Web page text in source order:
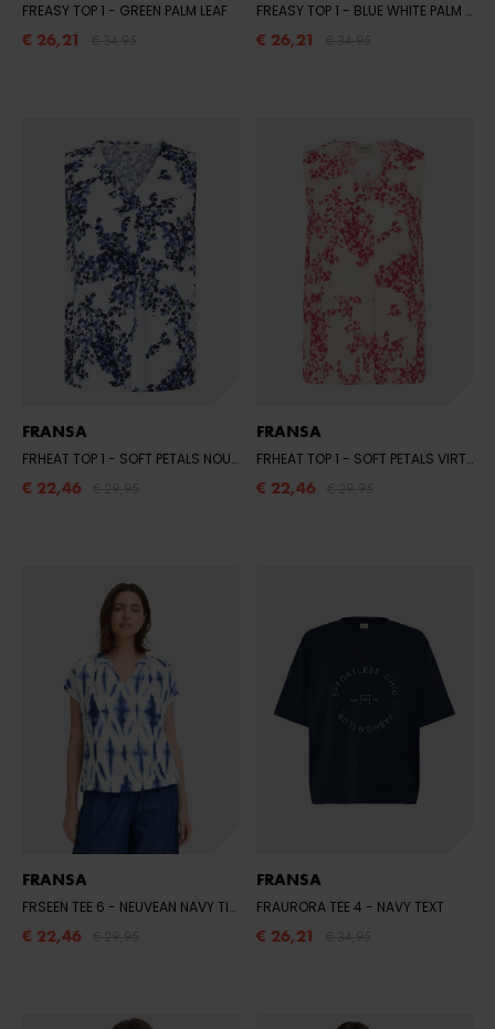
FREASY TOP 1 - GREEN PALM LEAF
€ 26,21
FREASY TOP 1 - BLUE WHITE PALM FLORAL
€ 26,21
FRANSA
FRHEAT TOP 1 - SOFT PETALS NOUVEAN NAVY
€ 22,46
FRANSA
FRHEAT TOP 1 - SOFT PETALS VIRTUAL PINK
€ 22,46
FRANSA
FRSEEN TEE 6 - NEUVEAN NAVY TIE DYE
€ 22,46
FRANSA
FRAURORA TEE 4 - NAVY TEXT
€ 26,21